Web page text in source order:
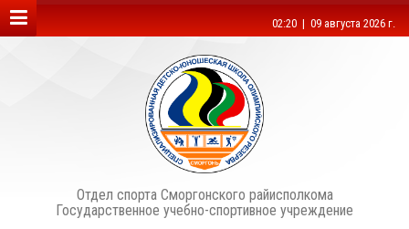
02:20 | 09 августа 2026 г.
Отдел спорта Сморгонского райисполкома
Государственное учебно-спортивное учреждение